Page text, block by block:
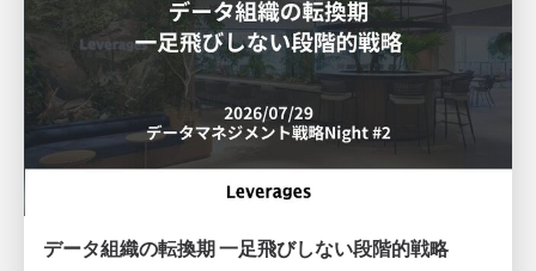
データ組織の転換期 一足飛びしない段階的戦略